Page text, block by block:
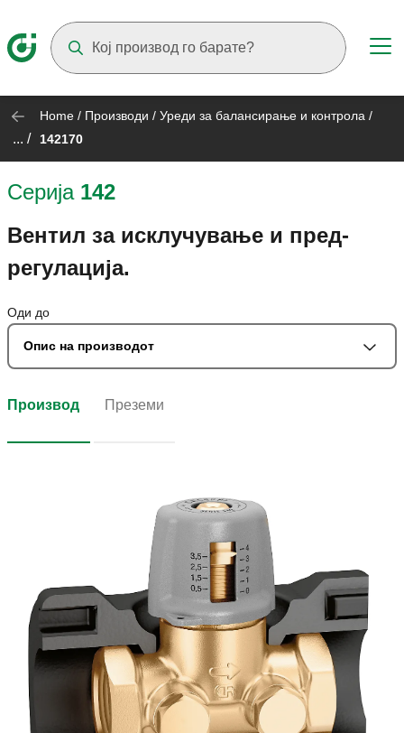
Home / Производи / Уреди за балансирање и контрола /
... / 142170
Серија 142
Вентил за исклучување и пред-
регулација.
Оди до
Опис на производот
Производ Преземи